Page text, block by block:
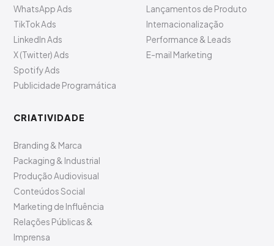
WhatsApp Ads
TikTok Ads
LinkedIn Ads
X (Twitter) Ads
Spotify Ads
Publicidade Programática
Lançamentos de Produto
Internacionalização
Performance & Leads
E-mail Marketing
CRIATIVIDADE
Branding & Marca
Packaging & Industrial
Produção Audiovisual
Conteúdos Social
Marketing de Influência
Relações Públicas &
Imprensa